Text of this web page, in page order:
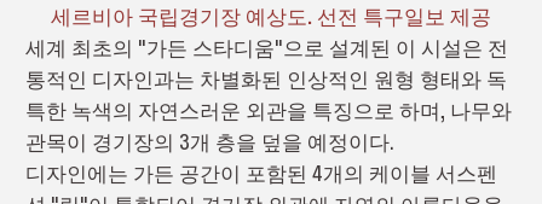
세르비아 국립경기장 예상도. 선전 특구일보 제공
세계 최초의 "가든 스타디움"으로 설계된 이 시설은 전
통적인 디자인과는 차별화된 인상적인 원형 형태와 독
특한 녹색의 자연스러운 외관을 특징으로 하며, 나무와
관목이 경기장의 3개 층을 덮을 예정이다.
디자인에는 가든 공간이 포함된 4개의 케이블 서스펜